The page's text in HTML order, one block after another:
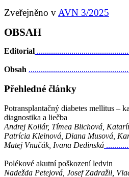
Zveřejněno vAVN 3/2025
OBSAH
Editorial
Obsah
Přehledné články
Potransplantačný diabetes mellitus –
diagnostika a liečba
Andrej Kollár, Tímea Blichová,
Patrícia Kleinová, Diana Musová,
Matej Vnučák, Ivana Dedinská
Polékové akutní poškození ledvin
Nadežda Petejová, Josef Zadražil,